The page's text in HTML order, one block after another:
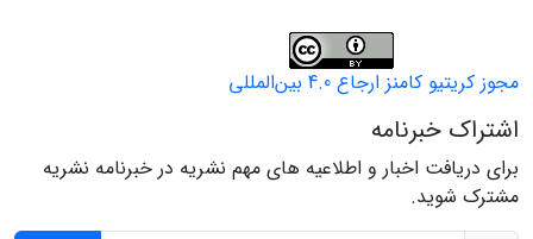
مجوز کریتیو کامنز ارجاع 4.0 بین‌المللی
اشتراک خبرنامه
برای دریافت اخبار و اطلاعیه های مهم نشریه در خبرنامه نشریه
مشترک شوید.